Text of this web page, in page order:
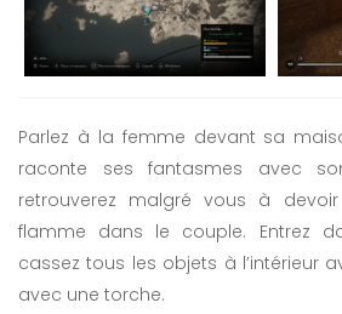
Parlez à la femme devant sa
raconte ses fantasmes avec
retrouverez malgré vous à
flamme dans le couple. Entrez
cassez tous les objets à l’intérieur
avec une torche.